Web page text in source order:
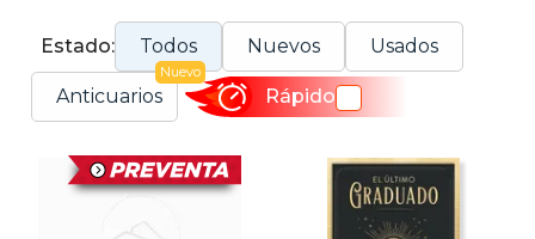
Estado: Todos Nuevos Usados
Anticuarios
Nuevo
Rápido